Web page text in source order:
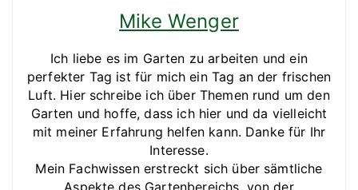
Mike Wenger
Ich liebe es im Garten zu arbeiten und ein
perfekter Tag ist für mich ein Tag an der frischen
Luft. Hier schreibe ich über Themen rund um den
Garten und hoffe, dass ich hier und da vielleicht
mit meiner Erfahrung helfen kann. Danke für Ihr
Interesse.
Mein Fachwissen erstreckt sich über sämtliche
Aspekte des Gartenbereichs, von der